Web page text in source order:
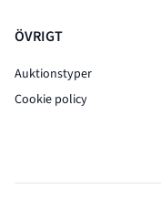
ÖVRIGT
Auktionstyper
Cookie policy